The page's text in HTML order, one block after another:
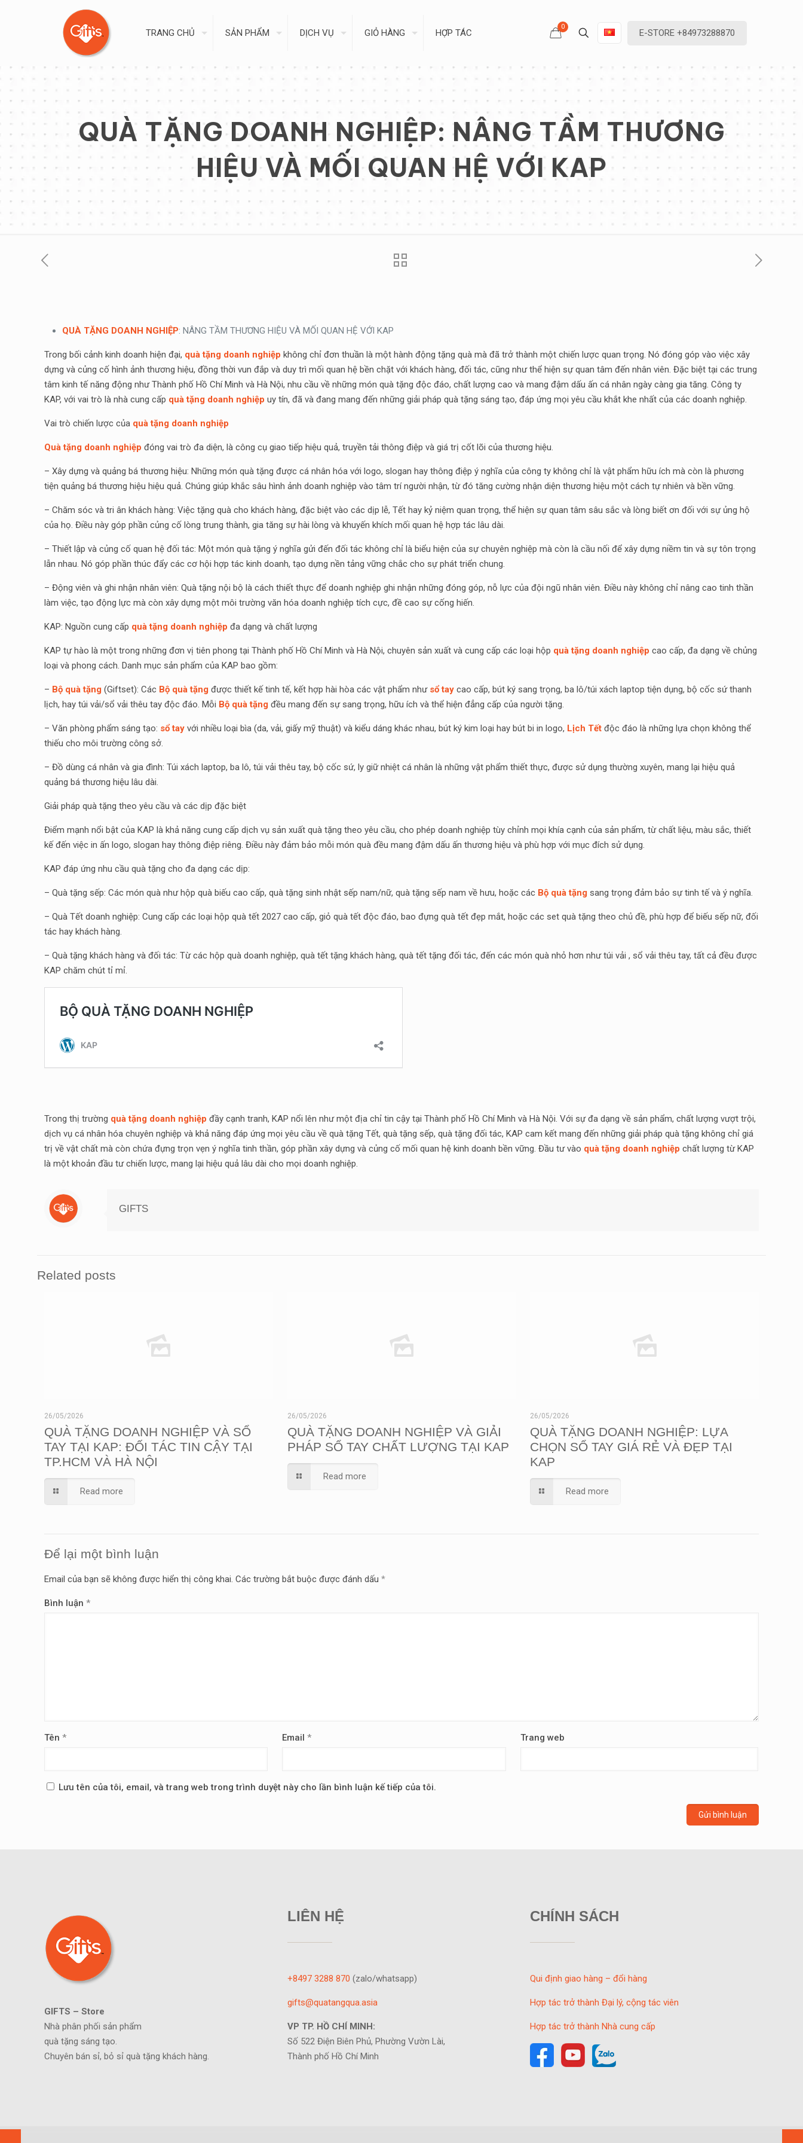
TRANG CHỦ SẢN PHẨM DỊCH VỤ GIỎ HÀNG HỢP TÁC
0
E-STORE +84973288870
QUÀ TẶNG DOANH NGHIỆP: NÂNG TẦM THƯƠNG
HIỆU VÀ MỐI QUAN HỆ VỚI KAP
QUÀ TẶNG DOANH NGHIỆP: NÂNG TẦM THƯƠNG HIỆU VÀ MỐI QUAN HỆ VỚI KAP
Trong bối cảnh kinh doanh hiện đại, quà tặng doanh nghiệp không chỉ đơn thuần là một hành động tặng quà mà đã trở thành một chiến lược quan trọng. Nó đóng góp vào việc xây
dựng và củng cố hình ảnh thương hiệu, đồng thời vun đắp và duy trì mối quan hệ bền chặt với khách hàng, đối tác, cũng như thể hiện sự quan tâm đến nhân viên. Đặc biệt tại các trung
tâm kinh tế năng động như Thành phố Hồ Chí Minh và Hà Nội, nhu cầu về những món quà tặng độc đáo, chất lượng cao và mang đậm dấu ấn cá nhân ngày càng gia tăng. Công ty
KAP, với vai trò là nhà cung cấp quà tặng doanh nghiệp uy tín, đã và đang mang đến những giải pháp quà tặng sáng tạo, đáp ứng mọi yêu cầu khắt khe nhất của các doanh nghiệp.
Vai trò chiến lược của quà tặng doanh nghiệp
Quà tặng doanh nghiệp đóng vai trò đa diện, là công cụ giao tiếp hiệu quả, truyền tải thông điệp và giá trị cốt lõi của thương hiệu.
– Xây dựng và quảng bá thương hiệu: Những món quà tặng được cá nhân hóa với logo, slogan hay thông điệp ý nghĩa của công ty không chỉ là vật phẩm hữu ích mà còn là phương
tiện quảng bá thương hiệu hiệu quả. Chúng giúp khắc sâu hình ảnh doanh nghiệp vào tâm trí người nhận, từ đó tăng cường nhận diện thương hiệu một cách tự nhiên và bền vững.
– Chăm sóc và tri ân khách hàng: Việc tặng quà cho khách hàng, đặc biệt vào các dịp lễ, Tết hay kỷ niệm quan trọng, thể hiện sự quan tâm sâu sắc và lòng biết ơn đối với sự ủng hộ
của họ. Điều này góp phần củng cố lòng trung thành, gia tăng sự hài lòng và khuyến khích mối quan hệ hợp tác lâu dài.
– Thiết lập và củng cố quan hệ đối tác: Một món quà tặng ý nghĩa gửi đến đối tác không chỉ là biểu hiện của sự chuyên nghiệp mà còn là cầu nối để xây dựng niềm tin và sự tôn trọng
lẫn nhau. Nó góp phần thúc đẩy các cơ hội hợp tác kinh doanh, tạo dựng nền tảng vững chắc cho sự phát triển chung.
– Động viên và ghi nhận nhân viên: Quà tặng nội bộ là cách thiết thực để doanh nghiệp ghi nhận những đóng góp, nỗ lực của đội ngũ nhân viên. Điều này không chỉ nâng cao tinh thần
làm việc, tạo động lực mà còn xây dựng một môi trường văn hóa doanh nghiệp tích cực, đề cao sự cống hiến.
KAP: Nguồn cung cấp quà tặng doanh nghiệp đa dạng và chất lượng
KAP tự hào là một trong những đơn vị tiên phong tại Thành phố Hồ Chí Minh và Hà Nội, chuyên sản xuất và cung cấp các loại hộp quà tặng doanh nghiệp cao cấp, đa dạng về chủng
loại và phong cách. Danh mục sản phẩm của KAP bao gồm:
– Bộ quà tặng (Giftset): Các Bộ quà tặng được thiết kế tinh tế, kết hợp hài hòa các vật phẩm như sổ tay cao cấp, bút ký sang trọng, ba lô/túi xách laptop tiện dụng, bộ cốc sứ thanh
lịch, hay túi vải/sổ vải thêu tay độc đáo. Mỗi Bộ quà tặng đều mang đến sự sang trọng, hữu ích và thể hiện đẳng cấp của người tặng.
– Văn phòng phẩm sáng tạo: sổ tay với nhiều loại bìa (da, vải, giấy mỹ thuật) và kiểu dáng khác nhau, bút ký kim loại hay bút bi in logo, Lịch Tết độc đáo là những lựa chọn không thể
thiếu cho môi trường công sở.
– Đồ dùng cá nhân và gia đình: Túi xách laptop, ba lô, túi vải thêu tay, bộ cốc sứ, ly giữ nhiệt cá nhân là những vật phẩm thiết thực, được sử dụng thường xuyên, mang lại hiệu quả
quảng bá thương hiệu lâu dài.
Giải pháp quà tặng theo yêu cầu và các dịp đặc biệt
Điểm mạnh nổi bật của KAP là khả năng cung cấp dịch vụ sản xuất quà tặng theo yêu cầu, cho phép doanh nghiệp tùy chỉnh mọi khía cạnh của sản phẩm, từ chất liệu, màu sắc, thiết
kế đến việc in ấn logo, slogan hay thông điệp riêng. Điều này đảm bảo mỗi món quà đều mang đậm dấu ấn thương hiệu và phù hợp với mục đích sử dụng.
KAP đáp ứng nhu cầu quà tặng cho đa dạng các dịp:
– Quà tặng sếp: Các món quà như hộp quà biếu cao cấp, quà tặng sinh nhật sếp nam/nữ, quà tặng sếp nam về hưu, hoặc các Bộ quà tặng sang trọng đảm bảo sự tinh tế và ý nghĩa.
– Quà Tết doanh nghiệp: Cung cấp các loại hộp quà tết 2027 cao cấp, giỏ quà tết độc đáo, bao đựng quà tết đẹp mắt, hoặc các set quà tặng theo chủ đề, phù hợp để biếu sếp nữ, đối
tác hay khách hàng.
– Quà tặng khách hàng và đối tác: Từ các hộp quà doanh nghiệp, quà tết tặng khách hàng, quà tết tặng đối tác, đến các món quà nhỏ hơn như túi vải , sổ vải thêu tay, tất cả đều được
KAP chăm chút tỉ mỉ.
Trong thị trường quà tặng doanh nghiệp đầy cạnh tranh, KAP nổi lên như một địa chỉ tin cậy tại Thành phố Hồ Chí Minh và Hà Nội. Với sự đa dạng về sản phẩm, chất lượng vượt trội,
dịch vụ cá nhân hóa chuyên nghiệp và khả năng đáp ứng mọi yêu cầu về quà tặng Tết, quà tặng sếp, quà tặng đối tác, KAP cam kết mang đến những giải pháp quà tặng không chỉ giá
trị về vật chất mà còn chứa đựng trọn vẹn ý nghĩa tinh thần, góp phần xây dựng và củng cố mối quan hệ kinh doanh bền vững. Đầu tư vào quà tặng doanh nghiệp chất lượng từ KAP
là một khoản đầu tư chiến lược, mang lại hiệu quả lâu dài cho mọi doanh nghiệp.
GIFTS
Related posts
26/05/2026
QUÀ TẶNG DOANH NGHIỆP VÀ SỔ
TAY TẠI KAP: ĐỐI TÁC TIN CẬY TẠI
TP.HCM VÀ HÀ NỘI
Read more
26/05/2026
QUÀ TẶNG DOANH NGHIỆP VÀ GIẢI
PHÁP SỔ TAY CHẤT LƯỢNG TẠI KAP
Read more
26/05/2026
QUÀ TẶNG DOANH NGHIỆP: LỰA
CHỌN SỔ TAY GIÁ RẺ VÀ ĐẸP TẠI
KAP
Read more
Để lại một bình luận
Email của bạn sẽ không được hiển thị công khai. Các trường bắt buộc được đánh dấu *
Bình luận *
Tên * Email* Trang web
Lưu tên của tôi, email, và trang web trong trình duyệt này cho lần bình luận kế tiếp của tôi.
GIFTS – Store
Nhà phân phối sản phẩm
quà tặng sáng tạo.
Chuyên bán sỉ, bỏ sỉ quà tặng khách hàng.
LIÊN HỆ
+8497 3288 870 (zalo/whatsapp)
gifts@quatangqua.asia
VP TP. HỒ CHÍ MINH:
Số 522 Điện Biên Phủ, Phường Vườn Lài,
Thành phố Hồ Chí Minh
CHÍNH SÁCH
Qui định giao hàng – đổi hàng
Hợp tác trở thành Đại lý, cộng tác viên
Hợp tác trở thành Nhà cung cấp